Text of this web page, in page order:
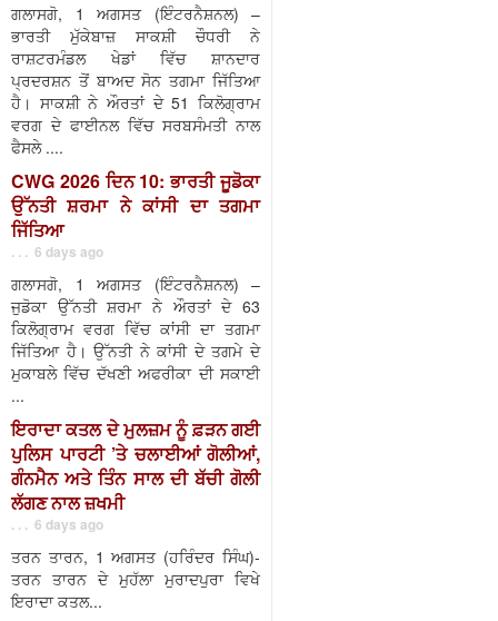
ਗਲਾਸਗੋ, 1 ਅਗਸਤ (ਇੰਟਰਨੈਸ਼ਨਲ) –
ਭਾਰਤੀ ਮੁੱਕੇਬਾਜ਼ ਸਾਕਸ਼ੀ ਚੌਧਰੀ ਨੇ
ਰਾਸ਼ਟਰਮੰਡਲ ਖੇਡਾਂ ਵਿੱਚ ਸ਼ਾਨਦਾਰ
ਪ੍ਰਦਰਸ਼ਨ ਤੋਂ ਬਾਅਦ ਸੋਨ ਤਗਮਾ ਜਿੱਤਿਆ
ਹੈ। ਸਾਕਸ਼ੀ ਨੇ ਔਰਤਾਂ ਦੇ 51 ਕਿਲੋਗ੍ਰਾਮ
ਵਰਗ ਦੇ ਫਾਈਨਲ ਵਿੱਚ ਸਰਬਸੰਮਤੀ ਨਾਲ
ਫੈਸਲੇ ....
CWG 2026 ਦਿਨ 10: ਭਾਰਤੀ ਜੂਡੋਕਾ
ਉੱਨਤੀ ਸ਼ਰਮਾ ਨੇ ਕਾਂਸੀ ਦਾ ਤਗਮਾ
ਜਿੱਤਿਆ
. . . 6 days ago
ਗਲਾਸਗੋ, 1 ਅਗਸਤ (ਇੰਟਰਨੈਸ਼ਨਲ) –
ਜੁਡੋਕਾ ਉੱਨਤੀ ਸ਼ਰਮਾ ਨੇ ਔਰਤਾਂ ਦੇ 63
ਕਿਲੋਗ੍ਰਾਮ ਵਰਗ ਵਿੱਚ ਕਾਂਸੀ ਦਾ ਤਗਮਾ
ਜਿੱਤਿਆ ਹੈ। ਉੱਨਤੀ ਨੇ ਕਾਂਸੀ ਦੇ ਤਗਮੇ ਦੇ
ਮੁਕਾਬਲੇ ਵਿੱਚ ਦੱਖਣੀ ਅਫਰੀਕਾ ਦੀ ਸਕਾਈ
...
ਇਰਾਦਾ ਕਤਲ ਦੇ ਮੁਲਜ਼ਮ ਨੂੰ ਫ਼ੜਨ ਗਈ
ਪੁਲਿਸ ਪਾਰਟੀ ’ਤੇ ਚਲਾਈਆਂ ਗੋਲੀਆਂ,
ਗੰਨਮੈਨ ਅਤੇ ਤਿੰਨ ਸਾਲ ਦੀ ਬੱਚੀ ਗੋਲੀ
ਲੱਗਣ ਨਾਲ ਜ਼ਖਮੀ
. . . 6 days ago
ਤਰਨ ਤਾਰਨ, 1 ਅਗਸਤ (ਹਰਿੰਦਰ ਸਿੰਘ)-
ਤਰਨ ਤਾਰਨ ਦੇ ਮੁਹੱਲਾ ਮੁਰਾਦਪੁਰਾ ਵਿਖੇ
ਇਰਾਦਾ ਕਤਲ...